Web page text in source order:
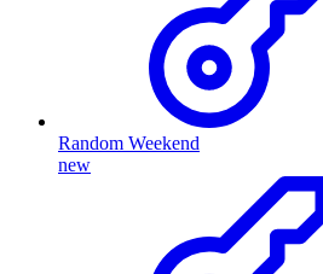
Random Weekend
new